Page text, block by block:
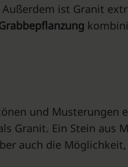
ist Granit
und Musterungen
Granit. Ein Stein aus
auch die